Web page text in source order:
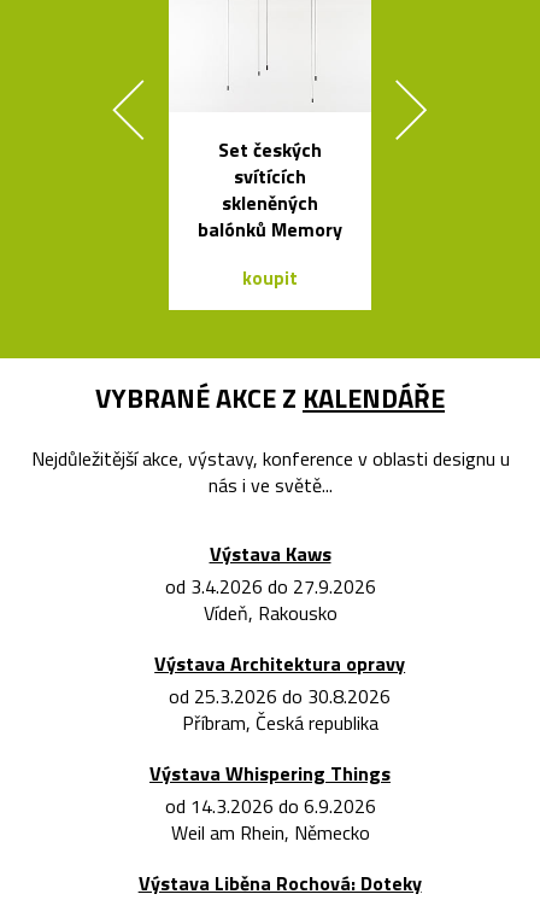
Set českých
svítících
skleněných
balónků Memory
koupit
VYBRANÉ AKCE Z KALENDÁŘE
Nejdůležitější akce, výstavy, konference v oblasti designu u
nás i ve světě...
Výstava Kaws
od 3.4.2026 do 27.9.2026
Vídeň, Rakousko
Výstava Architektura opravy
od 25.3.2026 do 30.8.2026
Příbram, Česká republika
Výstava Whispering Things
od 14.3.2026 do 6.9.2026
Weil am Rhein, Německo
Výstava Liběna Rochová: Doteky